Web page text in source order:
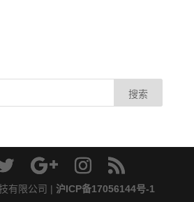
有限公司 | 沪ICP备17056144号-1